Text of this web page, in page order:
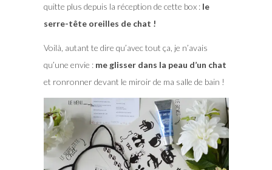
quitte plus depuis la réception de cette box : le
serre-tête oreilles de chat !
Voilà, autant te dire qu’avec tout ça, je n’avais
qu’une envie : me glisser dans la peau d’un chat
et ronronner devant le miroir de ma salle de bain !